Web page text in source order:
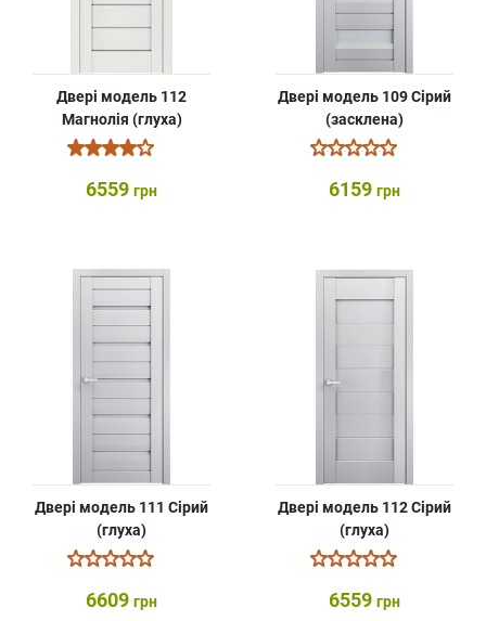
Двері модель 112
Магнолія (глуха)
6559 грн
Двері модель 109 Сірий
(засклена)
6159 грн
Двері модель 111 Сірий
(глуха)
6609 грн
Двері модель 112 Сірий
(глуха)
6559 грн